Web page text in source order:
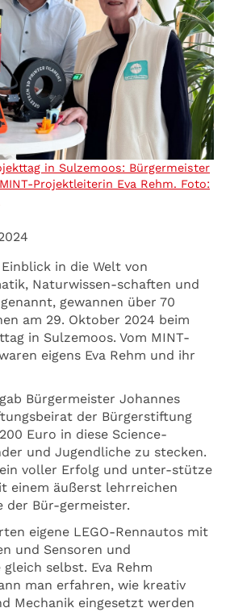
in Sulzemoos: Bürgermeister
Projektleiterin Eva Rehm. Foto:
in die Welt von
Naturwissen-schaften und
gewannen über 70
am 29. Oktober 2024 beim
in Sulzemoos. Vom MINT-
eigens Eva Rehm und ihr
Bürgermeister Johannes
der Bürgerstiftung
Euro in diese Science-
und Jugendliche zu stecken.
ein voller Erfolg und unter-stütze
einem äußerst lehrreichen
der Bür-germeister.
eigene LEGO-Rennautos mit
und Sensoren und
selbst. Eva Rehm
man erfahren, wie kreativ
Mechanik eingesetzt werden